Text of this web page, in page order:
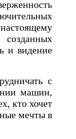
и видение
с
машин,
кто хочет
мечты в